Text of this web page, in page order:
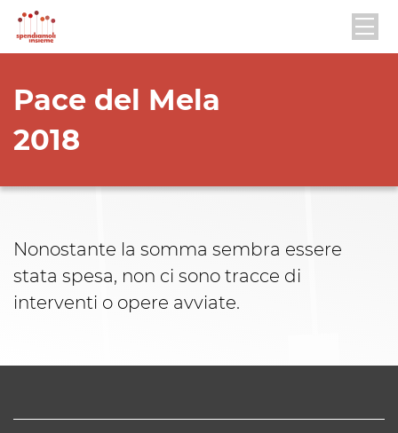
Pace del Mela
2018
Nonostante la somma sembra essere
stata spesa, non ci sono tracce di
interventi o opere avviate.